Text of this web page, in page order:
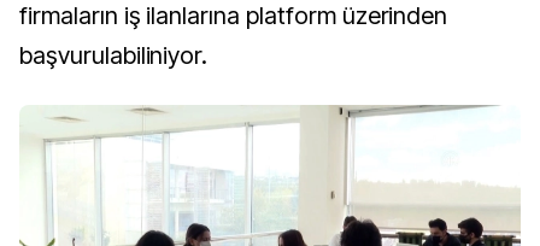
firmaların iş ilanlarına platform üzerinden
başvurulabiliniyor.